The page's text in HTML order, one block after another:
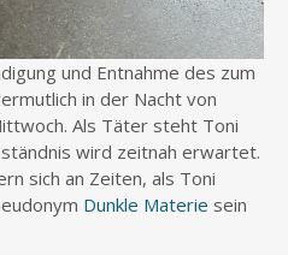
und Entnahme des zum
in der Nacht von
Als Täter steht Toni
wird zeitnah erwartet.
sich an Zeiten, als Toni
Dunkle Materie sein